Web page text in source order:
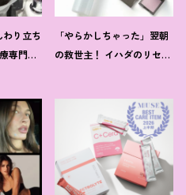
わり立ち
専門
「やらかしちゃった」翌朝
の救世主 ！ イハダのリセッ